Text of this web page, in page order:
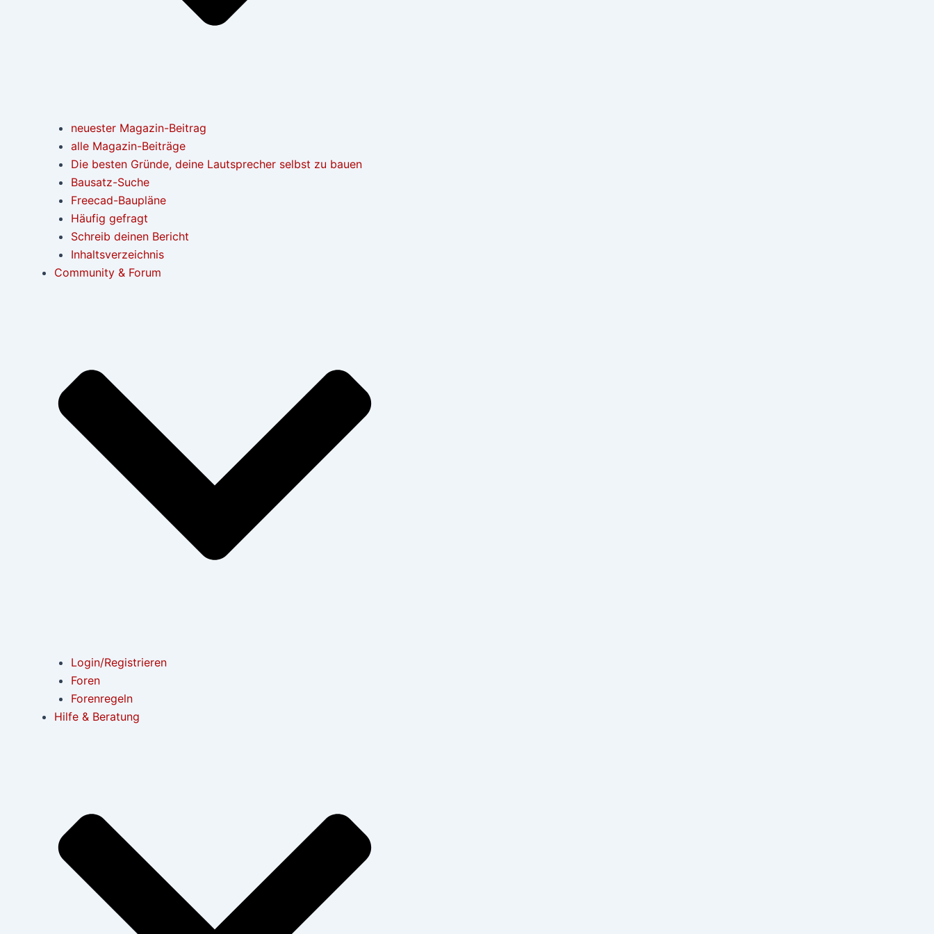
neuester Magazin-Beitrag
alle Magazin-Beiträge
Die besten Gründe, deine Lautsprecher selbst zu bauen
Bausatz-Suche
Freecad-Baupläne
Häufig gefragt
Schreib deinen Bericht
Inhaltsverzeichnis
Community & Forum
Login/Registrieren
Foren
Forenregeln
Hilfe & Beratung